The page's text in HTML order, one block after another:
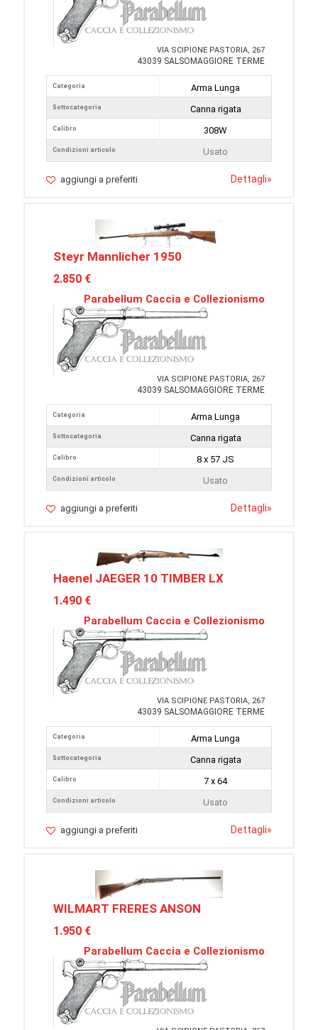
VIA SCIPIONE PASTORIA, 267
43039 SALSOMAGGIORE TERME
Categoria
Sottocategoria
Calibro
Condizioni articolo
Arma Lunga
Canna rigata
308W
Usato
aggiungi a preferiti Dettagli»
Steyr Mannlicher 1950
2.850 €
Parabellum Caccia e Collezionismo
VIA SCIPIONE PASTORIA, 267
43039 SALSOMAGGIORE TERME
Categoria
Sottocategoria
Calibro
Condizioni articolo
Arma Lunga
Canna rigata
8 x 57 JS
Usato
aggiungi a preferiti Dettagli»
Haenel JAEGER 10 TIMBER LX
1.490 €
Parabellum Caccia e Collezionismo
VIA SCIPIONE PASTORIA, 267
43039 SALSOMAGGIORE TERME
Categoria
Sottocategoria
Calibro
Condizioni articolo
Arma Lunga
Canna rigata
7 x 64
Usato
aggiungi a preferiti Dettagli»
WILMART FRERES ANSON
1.950 €
Parabellum Caccia e Collezionismo